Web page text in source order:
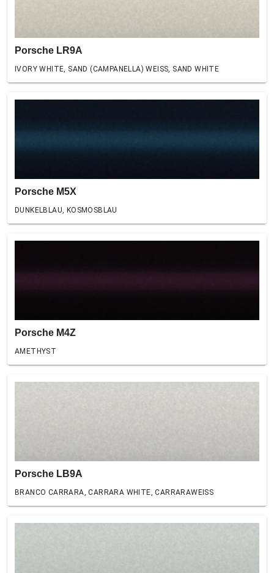
Porsche LR9A
IVORY WHITE, SAND (CAMPANELLA) WEISS, SAND WHITE
Porsche M5X
DUNKELBLAU, KOSMOSBLAU
Porsche M4Z
AMETHYST
Porsche LB9A
BRANCO CARRARA, CARRARA WHITE, CARRARAWEISS